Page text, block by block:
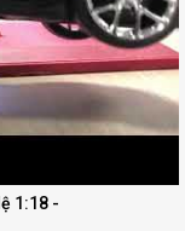
1:18 -